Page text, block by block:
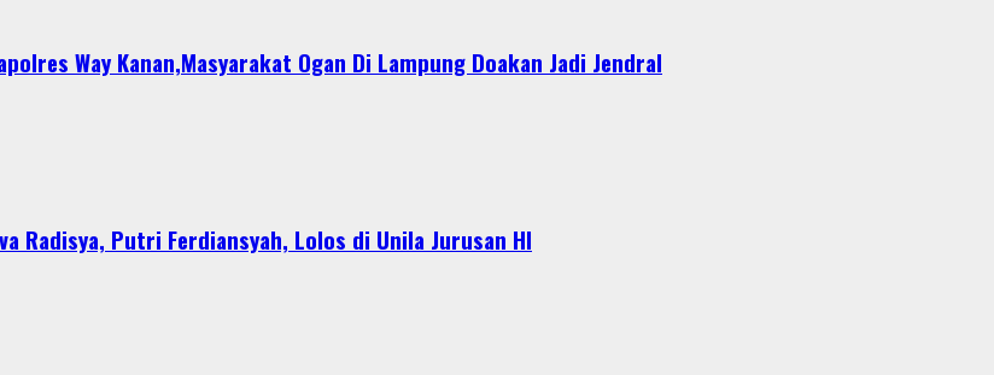
Way Kanan,Masyarakat Ogan Di Lampung Doakan Jadi Jendral
Radisya, Putri Ferdiansyah, Lolos di Unila Jurusan HI